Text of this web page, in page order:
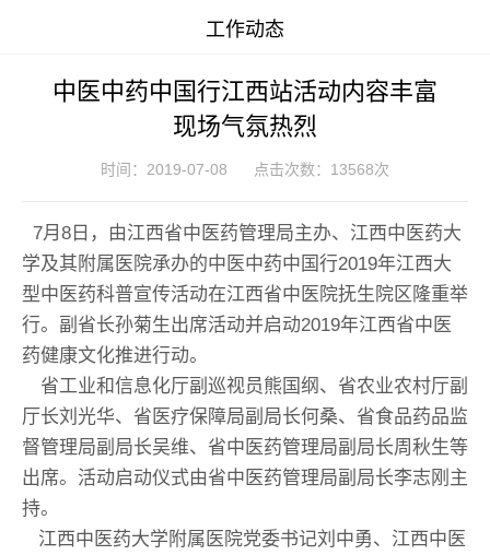
工作动态
中医中药中国行江西站活动内容丰富
现场气氛热烈
时间：2019-07-08 点击次数：13568次
7月8日，由江西省中医药管理局主办、江西中医药大
学及其附属医院承办的中医中药中国行2019年江西大
型中医药科普宣传活动在江西省中医院抚生院区隆重举
行。副省长孙菊生出席活动并启动2019年江西省中医
药健康文化推进行动。
省工业和信息化厅副巡视员熊国纲、省农业农村厅副
厅长刘光华、省医疗保障局副局长何桑、省食品药品监
督管理局副局长吴维、省中医药管理局副局长周秋生等
出席。活动启动仪式由省中医药管理局副局长李志刚主
持。
江西中医药大学附属医院党委书记刘中勇、江西中医